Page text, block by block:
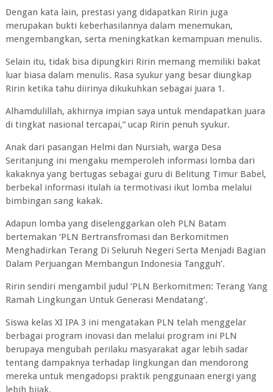
Dengan kata lain, prestasi yang didapatkan Ririn juga
merupakan bukti keberhasilannya dalam menemukan,
mengembangkan, serta meningkatkan kemampuan menulis.
Selain itu, tidak bisa dipungkiri Ririn memang memiliki bakat
luar biasa dalam menulis. Rasa syukur yang besar diungkap
Ririn ketika tahu diirinya dikukuhkan sebagai juara 1.
Alhamdulillah, akhirnya impian saya untuk mendapatkan juara
di tingkat nasional tercapai,” ucap Ririn penuh syukur.
Anak dari pasangan Helmi dan Nursiah, warga Desa
Seritanjung ini mengaku memperoleh informasi lomba dari
kakaknya yang bertugas sebagai guru di Belitung Timur Babel,
berbekal informasi itulah ia termotivasi ikut lomba melalui
bimbingan sang kakak.
Adapun lomba yang diselenggarkan oleh PLN Batam
bertemakan ‘PLN Bertransfromasi dan Berkomitmen
Menghadirkan Terang Di Seluruh Negeri Serta Menjadi Bagian
Dalam Perjuangan Membangun Indonesia Tangguh’.
Ririn sendiri mengambil judul ‘PLN Berkomitmen: Terang Yang
Ramah Lingkungan Untuk Generasi Mendatang’.
Siswa kelas XI IPA 3 ini mengatakan PLN telah menggelar
berbagai program inovasi dan melalui program ini PLN
berupaya mengubah perilaku masyarakat agar lebih sadar
tentang dampaknya terhadap lingkungan dan mendorong
mereka untuk mengadopsi praktik penggunaan energi yang
lebih bijak.